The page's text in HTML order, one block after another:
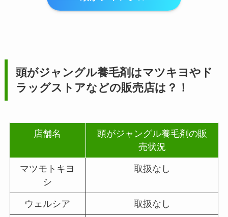
頭がジャングル養毛剤 はマツキヨやド
ラッグストアなどの販売店は？！
店舗名
頭がジャングル養毛剤の販
売状況
マツモトキヨ
シ
取扱なし
ウェルシア 取扱なし